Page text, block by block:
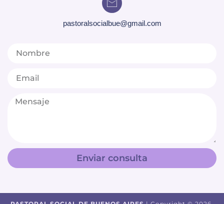
pastoralsocialbue@gmail.com
Enviar consulta
PASTORAL SOCIAL DE BUENOS AIRES | Copyright © 2026.